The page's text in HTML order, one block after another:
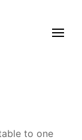
to one